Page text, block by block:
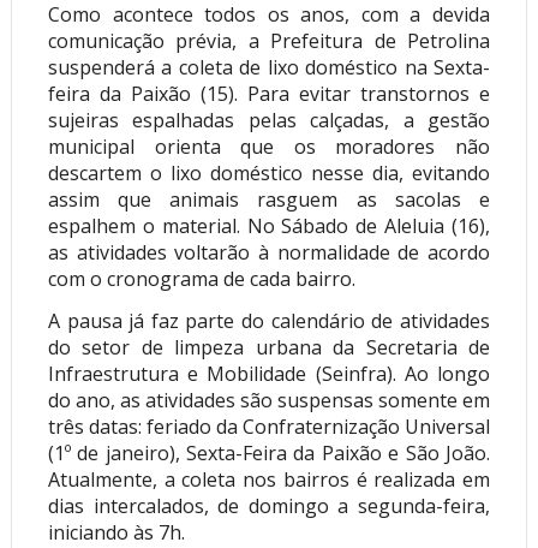
Como acontece todos os anos, com a devida
comunicação prévia, a Prefeitura de Petrolina
suspenderá a coleta de lixo doméstico na Sexta-
feira da Paixão (15). Para evitar transtornos e
sujeiras espalhadas pelas calçadas, a gestão
municipal orienta que os moradores não
descartem o lixo doméstico nesse dia, evitando
assim que animais rasguem as sacolas e
espalhem o material. No Sábado de Aleluia (16),
as atividades voltarão à normalidade de acordo
com o cronograma de cada bairro.
A pausa já faz parte do calendário de atividades
do setor de limpeza urbana da Secretaria de
Infraestrutura e Mobilidade (Seinfra). Ao longo
do ano, as atividades são suspensas somente em
três datas: feriado da Confraternização Universal
(1º de janeiro), Sexta-Feira da Paixão e São João.
Atualmente, a coleta nos bairros é realizada em
dias intercalados, de domingo a segunda-feira,
iniciando às 7h.